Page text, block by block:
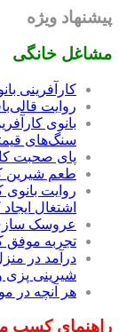
پیشنهاد ویژه
مشاغل خانگی
کارآفرینی
روایت
بانوی
سنگ‌های
پای صحبت
طعم شیرین
اشتغال
عروسک سازی
تجربه موفق
درآمد در
شیرینی
هر آنچه در
راهنمای کسب